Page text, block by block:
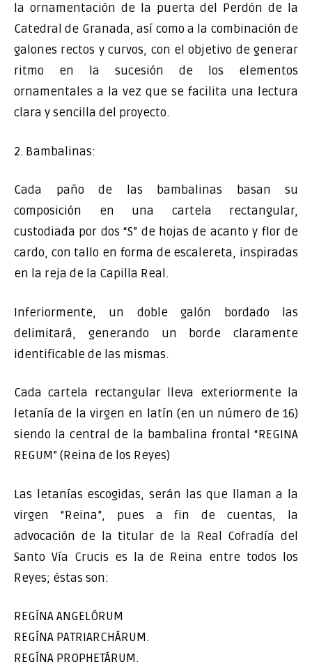
la ornamentación de la puerta del Perdón de la
Catedral de Granada, así como a la combinación de
galones rectos y curvos, con el objetivo de generar
ritmo en la sucesión de los elementos
ornamentales a la vez que se facilita una lectura
clara y sencilla del proyecto.
2. Bambalinas:
Cada paño de las bambalinas basan su
composición en una cartela rectangular,
custodiada por dos “S” de hojas de acanto y flor de
cardo, con tallo en forma de escalereta, inspiradas
en la reja de la Capilla Real.
Inferiormente, un doble galón bordado las
delimitará, generando un borde claramente
identificable de las mismas.
Cada cartela rectangular lleva exteriormente la
letanía de la virgen en latín (en un número de 16)
siendo la central de la bambalina frontal “REGINA
REGUM” (Reina de los Reyes)
Las letanías escogidas, serán las que llaman a la
virgen “Reina”, pues a fin de cuentas, la
advocación de la titular de la Real Cofradía del
Santo Vía Crucis es la de Reina entre todos los
Reyes; éstas son:
REGÍNA ANGELÓRUM
REGÍNA PATRIARCHÁRUM.
REGÍNA PROPHETÁRUM.